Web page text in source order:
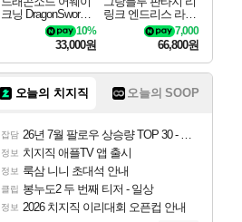
크닝 DragonSword A
10%
33,000원
링크 엔드리스 라그
나로크 Granblue Fa
ntasy Relink Endless
7,000
66,800원
오늘의 치지직 오늘의 SOOP
잡담 26년 7월 팔로우 상승량 TOP 30 - 월간 치지직
정보 치지직 애플TV 앱 출시
정보 룩삼 니니 초대석 안내
클립 봉누도2 두 번째 티저 - 일상
정보 2026 치지직 이리대회 오픈컵 안내